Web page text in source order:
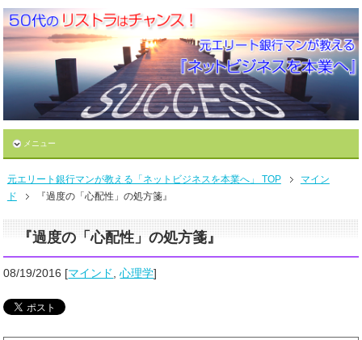
メニュー
元エリート銀行マンが教える「ネットビジネスを本業へ」 TOP
マイン
ド
『過度の「心配性」の処方箋』
『過度の「心配性」の処方箋』
08/19/2016 [マインド,心理学]